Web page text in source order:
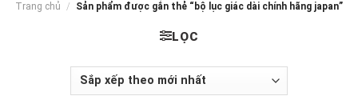
Trang chủ / Sản phẩm được gắn thẻ “bộ lục giác dài chính hãng japan”
LỌC